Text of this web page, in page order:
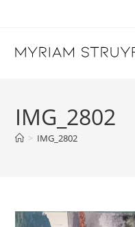
IMG_2802
> IMG_2802